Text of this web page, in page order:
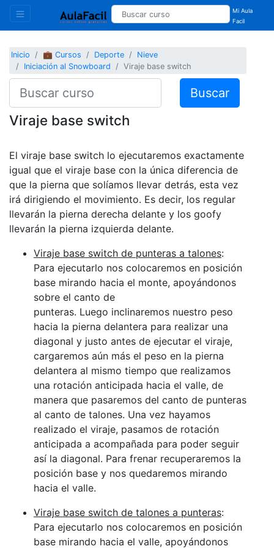
Mi Aula
Facil
Inicio 💼 Cursos Deporte
Nieve
Iniciación al Snowboard
Viraje base switch
Buscar
Viraje base switch
El viraje base switch lo ejecutaremos exactamente
igual que el viraje base con la única diferencia de
que la pierna que solíamos llevar detrás, esta vez
irá dirigiendo el movimiento. Es decir, los regular
llevarán la pierna derecha delante y los goofy
llevarán la pierna izquierda delante.
Viraje base switch de punteras a talones:
Para ejecutarlo nos colocaremos en posición
base mirando hacia el monte, apoyándonos
sobre el canto de
punteras. Luego inclinaremos nuestro peso
hacia la pierna delantera para realizar una
diagonal y justo antes de ejecutar el viraje,
cargaremos aún más el peso en la pierna
delantera al mismo tiempo que realizamos
una rotación anticipada hacia el valle, de
manera que pasaremos del canto de punteras
al canto de talones. Una vez hayamos
realizado el viraje, pasamos de rotación
anticipada a acompañada para poder seguir
así la diagonal. Para frenar recuperaremos la
posición base y nos quedaremos mirando
hacia el valle.
Viraje base switch de talones a punteras:
Para ejecutarlo nos colocaremos en posición
base mirando hacia el valle, apoyándonos